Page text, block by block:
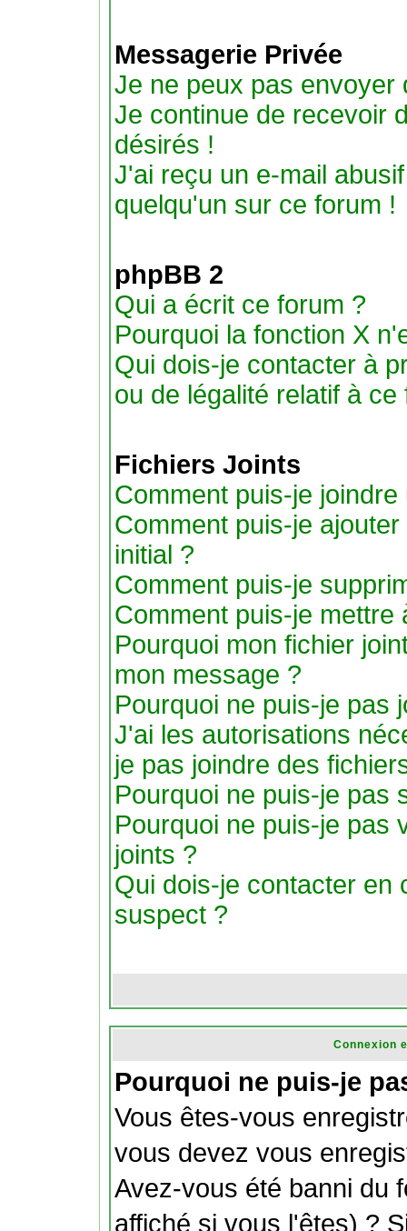
Messagerie Privée
Je ne peux pas envoyer
Je continue de recevoir
désirés !
J'ai reçu un e-mail
quelqu'un sur ce forum !
phpBB 2
Qui a écrit ce forum ?
Pourquoi la fonction X
Qui dois-je contacter à
ou de légalité relatif à ce
Fichiers Joints
Comment puis-je joindre
Comment puis-je
initial ?
Comment puis-je
Comment puis-je mettre
Pourquoi mon fichier
mon message ?
Pourquoi ne puis-je pas
J'ai les autorisations
je pas joindre des
Pourquoi ne puis-je pas
Pourquoi ne puis-je pas
joints ?
Qui dois-je contacter en
suspect ?
Connexion
Pourquoi ne puis-je
Vous êtes-vous
vous devez vous
Avez-vous été banni du
affiché si vous l'êtes) ?